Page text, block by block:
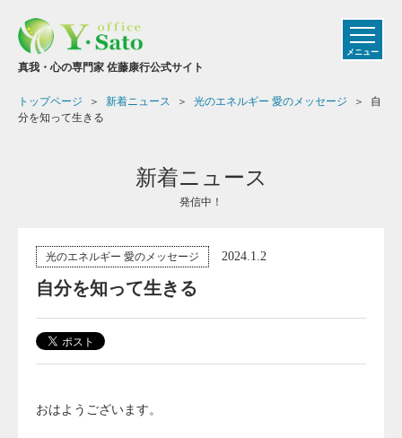
真我・心の専門家 佐藤康行公式サイト
メニュー
トップページ 新着ニュース 光のエネルギー 愛のメッセージ
自
分を知って生きる
新着ニュース
発信中！
光のエネルギー 愛のメッセージ 2024.1.2
自分を知って生きる
おはようございます。